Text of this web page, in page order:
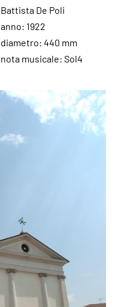
Battista De Poli
anno: 1922
diametro: 440 mm
nota musicale: Sol4